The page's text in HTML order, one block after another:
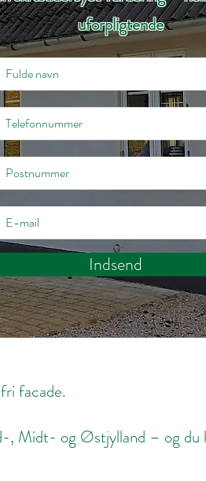
uforpligtende
Indsend
facade.
, Midt- og Østjylland – og du